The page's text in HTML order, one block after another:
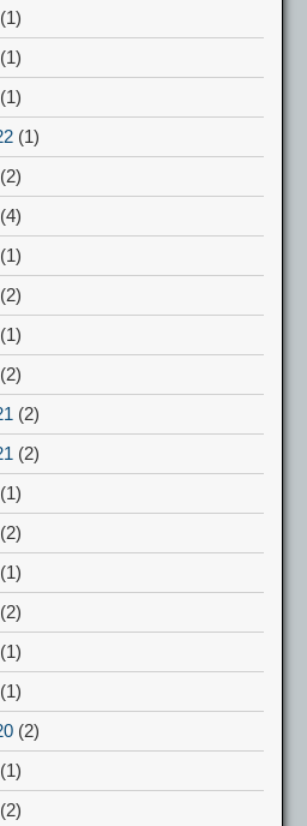
(1)
(1)
(1)
(1)
(2)
(4)
(1)
(2)
(1)
(2)
(2)
(2)
(1)
(2)
(1)
(2)
(1)
(1)
(2)
(1)
(2)